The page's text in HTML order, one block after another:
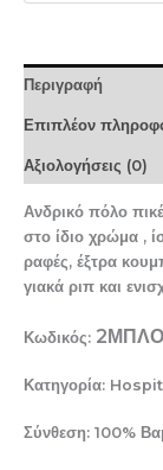
Περιγραφή
Επιπλέον
Αξιολογήσεις (0)
Ανδρικό πόλο
στο ίδιο χρώμα ,
ραφές, έξτρα
γιακά ριπ και
Κωδικός:
Κατηγορία:
Σύνθεση: 100%